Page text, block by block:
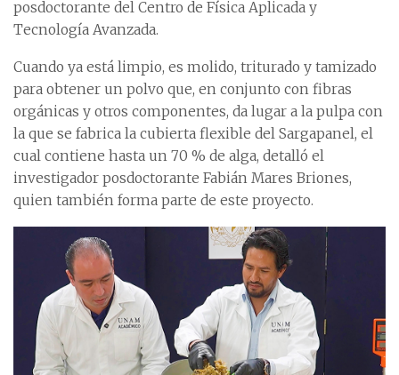
posdoctorante del Centro de Física Aplicada y
Tecnología Avanzada.
Cuando ya está limpio, es molido, triturado y tamizado
para obtener un polvo que, en conjunto con fibras
orgánicas y otros componentes, da lugar a la pulpa con
la que se fabrica la cubierta flexible del Sargapanel, el
cual contiene hasta un 70 % de alga, detalló el
investigador posdoctorante Fabián Mares Briones,
quien también forma parte de este proyecto.